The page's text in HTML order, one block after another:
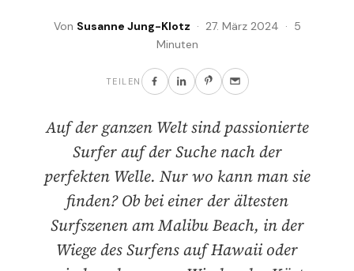
Von Susanne Jung-Klotz · 27. März 2024 · 5
Minuten
TEILEN
Auf der ganzen Welt sind passionierte
Surfer auf der Suche nach der
perfekten Welle. Nur wo kann man sie
finden? Ob bei einer der ältesten
Surfszenen am Malibu Beach, in der
Wiege des Surfens auf Hawaii oder